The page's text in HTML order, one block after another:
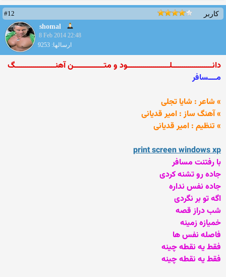
کاربر
#12
shomal
8 Feb 2014 22:48
ارسالها: 9253
دانــــــــــــــــــــلـــــــــــــــــــــود و متـــــــــــــــن آهنــــــــــــــــــــگ
مــــسافر
» شاعر : شایا تجلی
» آهنگ ساز : امیر قدیانی
» تنظیم : امیر قدیانی
print screen windows xp
با رفتنت مسافر
جاده رو تشنه کردی
جاده نفس نداره
اگه تو بر نگردی
شب دراز قصه
خمیازه زمینه
فاصله نفس ها
فقط یه نقطه چینه
فقط یه نقطه چینه